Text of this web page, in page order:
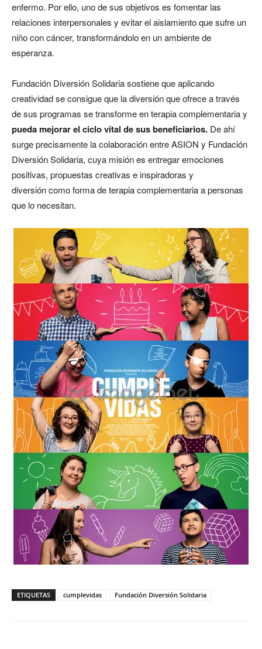
enfermo. Por ello, uno de sus objetivos es fomentar las
relaciones interpersonales y evitar el aislamiento que sufre un
niño con cáncer, transformándolo en un ambiente de
esperanza.
Fundación Diversión Solidaria sostiene que aplicando
creatividad se consigue que la diversión que ofrece a través
de sus programas se transforme en terapia complementaria y
pueda mejorar el ciclo vital de sus beneficiarios. De ahí
surge precisamente la colaboración entre ASION y Fundación
Diversión Solidaria, cuya misión es entregar emociones
positivas, propuestas creativas e inspiradoras y
diversión como forma de terapia complementaria a personas
que lo necesitan.
ETIQUETAS cumplevidas Fundación Diversión Solidaria